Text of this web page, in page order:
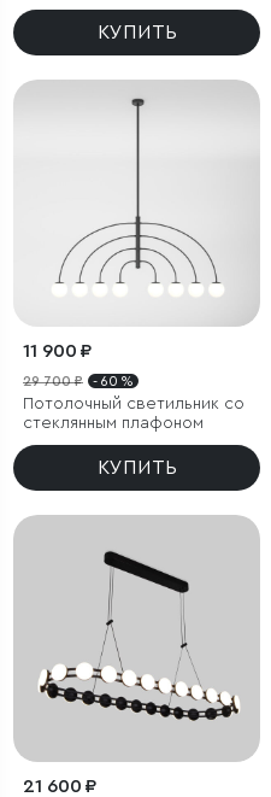
КУПИТЬ
11 900 ₽
29 700 ₽ - 60 %
Потолочный светильник со
стеклянным плафоном
КУПИТЬ
21 600 ₽